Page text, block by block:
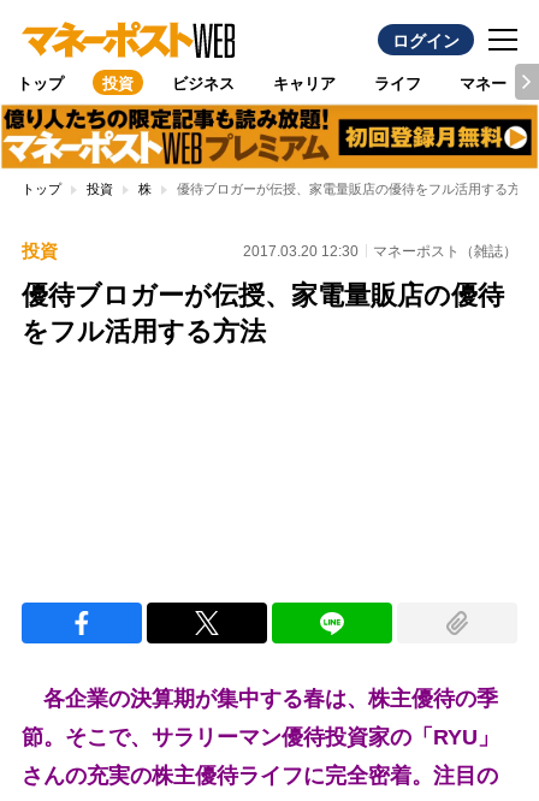
ログイン
トップ 投資 ビジネス キャリア ライフ マネー
トップ 投資 株 優待ブロガーが伝授、家電量販店の優待をフル活用する方法
投資 2017.03.20 12:30 マネーポスト（雑誌）
優待ブロガーが伝授、家電量販店の優待
をフル活用する方法
各企業の決算期が集中する春は、株主優待の季
節。そこで、サラリーマン優待投資家の「RYU」
さんの充実の株主優待ライフに完全密着。注目の